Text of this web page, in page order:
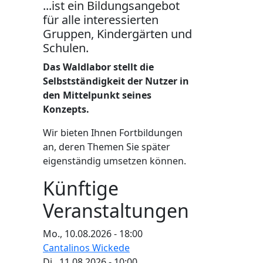
...ist ein Bildungsangebot
für alle interessierten
Gruppen, Kindergärten und
Schulen.
Das Waldlabor stellt die
Selbstständigkeit der Nutzer in
den Mittelpunkt seines
Konzepts.
Wir bieten Ihnen Fortbildungen
an, deren Themen Sie später
eigenständig umsetzen können.
Künftige
Veranstaltungen
Mo., 10.08.2026 - 18:00
Cantalinos Wickede